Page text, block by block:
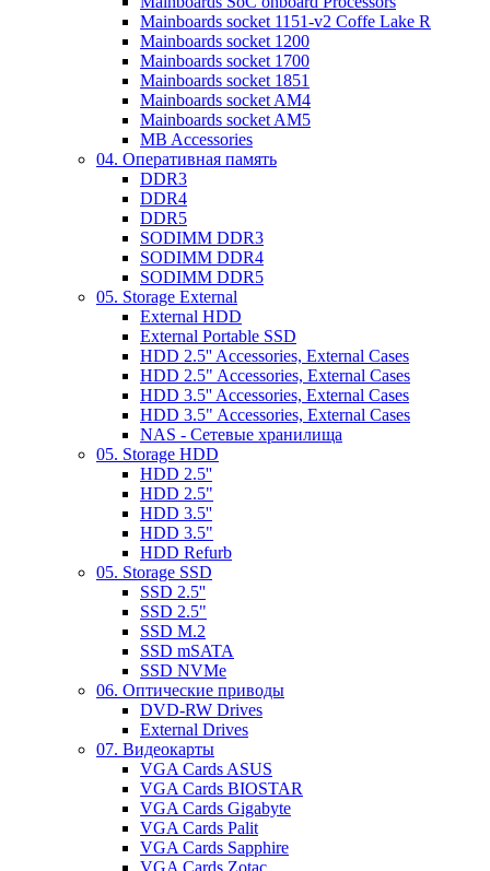
Mainboards socket 1151-v2 Coffe Lake R
Mainboards socket 1200
Mainboards socket 1700
Mainboards socket 1851
Mainboards socket AM4
Mainboards socket AM5
MB Accessories
04. Оперативная память
DDR3
DDR4
DDR5
SODIMM DDR3
SODIMM DDR4
SODIMM DDR5
05. Storage External
External HDD
External Portable SSD
HDD 2.5'' Accessories, External Cases
HDD 2.5" Accessories, External Cases
HDD 3.5'' Accessories, External Cases
HDD 3.5" Accessories, External Cases
NAS - Сетевые хранилища
05. Storage HDD
HDD 2.5''
HDD 2.5"
HDD 3.5''
HDD 3.5"
HDD Refurb
05. Storage SSD
SSD 2.5''
SSD 2.5"
SSD M.2
SSD mSATA
SSD NVMe
06. Оптические приводы
DVD-RW Drives
External Drives
07. Видеокарты
VGA Cards ASUS
VGA Cards BIOSTAR
VGA Cards Gigabyte
VGA Cards Palit
VGA Cards Sapphire
VGA Cards Zotac